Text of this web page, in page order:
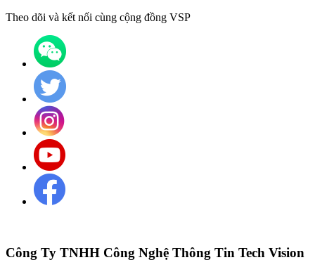
Theo dõi và kết nối cùng cộng đồng VSP
Công Ty TNHH Công Nghệ Thông Tin Tech Vision